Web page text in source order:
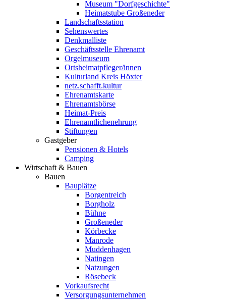
Museum "Dorfgeschichte"
Heimatstube Großeneder
Landschaftsstation
Sehenswertes
Denkmalliste
Geschäftsstelle Ehrenamt
Orgelmuseum
Ortsheimatpfleger/innen
Kulturland Kreis Höxter
netz.schafft.kultur
Ehrenamtskarte
Ehrenamtsbörse
Heimat-Preis
Ehrenamtlichenehrung
Stiftungen
Gastgeber
Pensionen & Hotels
Camping
Wirtschaft & Bauen
Bauen
Bauplätze
Borgentreich
Borgholz
Bühne
Großeneder
Körbecke
Manrode
Muddenhagen
Natingen
Natzungen
Rösebeck
Vorkaufsrecht
Versorgungsunternehmen